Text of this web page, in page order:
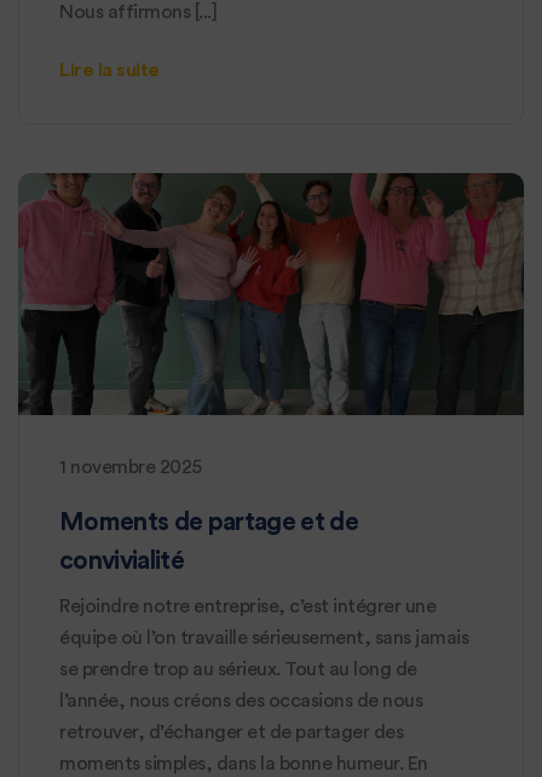
Nous affirmons [...]
Lire la suite
1 novembre 2025
Moments de partage et de
convivialité
Rejoindre notre entreprise, c’est intégrer une
équipe où l’on travaille sérieusement, sans jamais
se prendre trop au sérieux. Tout au long de
l’année, nous créons des occasions de nous
retrouver, d’échanger et de partager des
moments simples, dans la bonne humeur. En